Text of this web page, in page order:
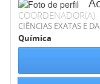
COORDENADOR(A)
CIÊNCIAS EXATAS E
Química